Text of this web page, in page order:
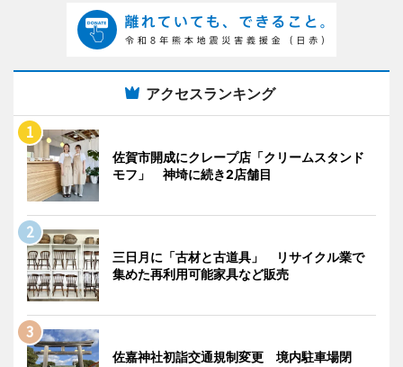
アクセスランキング
佐賀市開成にクレープ店「クリームスタンド
モフ」 神埼に続き2店舗目
三日月に「古材と古道具」 リサイクル業で
集めた再利用可能家具など販売
佐嘉神社初詣交通規制変更 境内駐車場閉